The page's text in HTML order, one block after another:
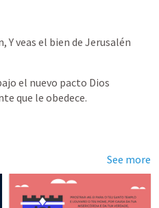
Y veas el bien de Jerusalén
el nuevo pacto Dios
que le obedece.
See more